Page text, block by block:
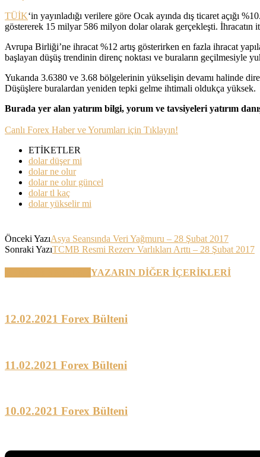
TÜİK‘in yayınladığı verilere göre Ocak ayında dış ticaret
göstererek 15 milyar 586 milyon dolar olarak gerçekleşti. İhracatın
Avrupa Birliği’ne ihracat %12 artış gösterirken en fazla ihracat
başlayan düşüş trendinin direnç noktası ve buraların geçilmesiyle
Yukarıda 3.6380 ve 3.68 bölgelerinin yükselişin devamı halinde
Düşüşlere buralardan yeniden tepki gelme ihtimali oldukça yüksek.
Burada yer alan yatırım bilgi, yorum ve tavsiyeleri yatırım
Canlı Forex Haber ve Yorumları için Tıklayın!
ETİKETLER
dolar düşer mi
dolar ne olur
dolar ne olur güncel
dolar tl kaç
dolar yükselir mi
Önceki YazıAsya Seansında Veri Yağmuru – 28 Şubat 2017
Sonraki YazıTCMB Resmi Rezerv Varlıkları Arttı – 28 Şubat 2017
YAZARIN DİĞER İÇERİKLERİ
12.02.2021 Forex Bülteni
11.02.2021 Forex Bülteni
10.02.2021 Forex Bülteni